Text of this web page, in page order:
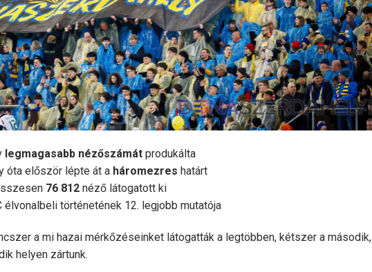
legmagasabb nézőszámátprodukálta
óta először lépte át a háromezres határt
76 812néző látogatott ki
élvonalbeli történetének 12. legjobb mutatója
a mi hazai mérkőzéseinket látogatták a legtöbben, kétszer a második,
helyen zártunk.